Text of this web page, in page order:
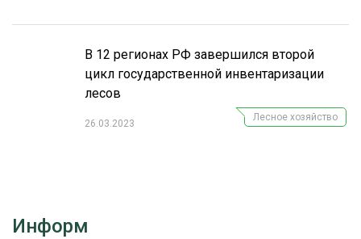
В 12 регионах РФ завершился второй
цикл государственной инвентаризации
лесов
26.03.2023
Лесное хозяйство
Информ